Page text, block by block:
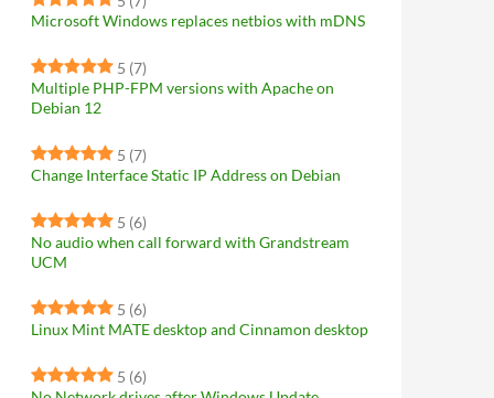
Microsoft Windows replaces netbios with mDNS
5 (7)
Multiple PHP-FPM versions with Apache on
Debian 12
5 (7)
Change Interface Static IP Address on Debian
5 (6)
No audio when call forward with Grandstream
UCM
5 (6)
Linux Mint MATE desktop and Cinnamon desktop
5 (6)